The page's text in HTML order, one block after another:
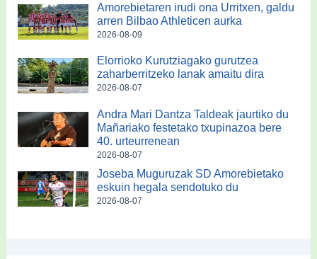
Amorebietaren irudi ona Urritxen, galdu
arren Bilbao Athleticen aurka
2026-08-09
Elorrioko Kurutziagako gurutzea
zaharberritzeko lanak amaitu dira
2026-08-07
Andra Mari Dantza Taldeak jaurtiko du
Mañariako festetako txupinazoa bere
40. urteurrenean
2026-08-07
Joseba Muguruzak SD Amorebietako
eskuin hegala sendotuko du
2026-08-07